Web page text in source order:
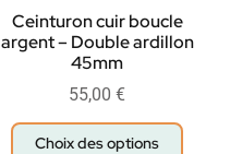
Ceinturon cuir boucle
argent – Double ardillon
45mm
55,00 €
Choix des options